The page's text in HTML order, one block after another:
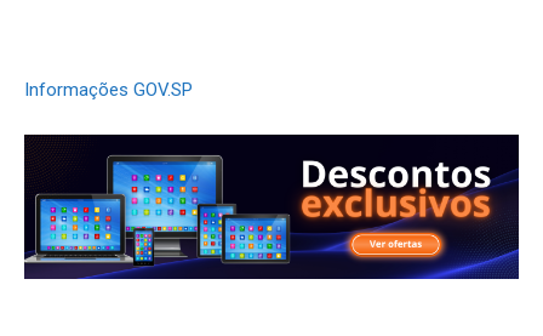
Informações GOV.SP